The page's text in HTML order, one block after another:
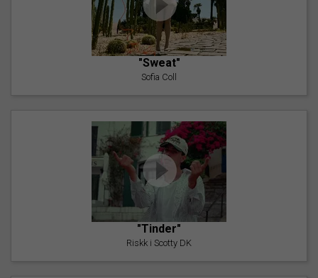
"Sweat"
Sofia Coll
"Tinder"
Riskk i Scotty DK